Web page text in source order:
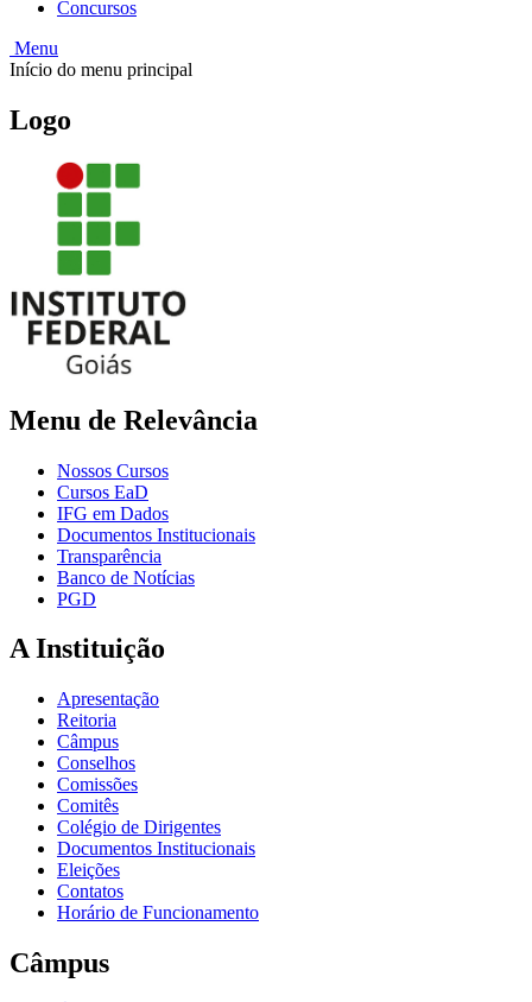
Concursos
Menu
Início do menu principal
Logo
Menu de Relevância
Nossos Cursos
Cursos EaD
IFG em Dados
Documentos Institucionais
Transparência
Banco de Notícias
PGD
A Instituição
Apresentação
Reitoria
Câmpus
Conselhos
Comissões
Comitês
Colégio de Dirigentes
Documentos Institucionais
Eleições
Contatos
Horário de Funcionamento
Câmpus